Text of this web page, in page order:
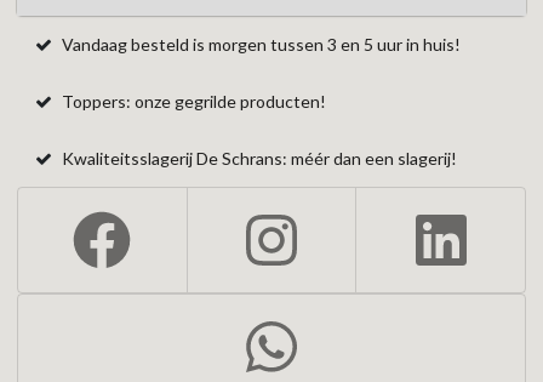
Vandaag besteld is morgen tussen 3 en 5 uur in huis!
Toppers: onze gegrilde producten!
Kwaliteitsslagerij De Schrans: méér dan een slagerij!